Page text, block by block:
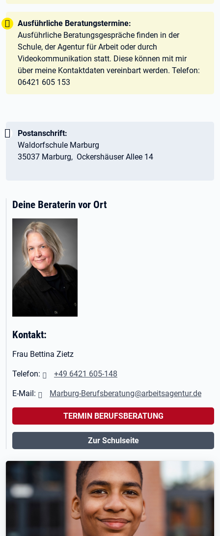
Tipp:
Ausführliche Beratungstermine:
Ausführliche Beratungsgespräche finden in der
Schule, der Agentur für Arbeit oder durch
Videokommunikation statt. Diese können mit mir
über meine Kontaktdaten vereinbart werden. Telefon:
06421 605 153
Wichtig:
Postanschrift:
Waldorfschule Marburg
35037 Marburg, Ockershäuser Allee 14
Deine Beraterin vor Ort
Kontakt:
Frau Bettina Zietz
Telefon: +49 6421 605-148
E-Mail: Marburg-Berufsberatung@arbeitsagentur.de
TERMIN BERUFSBERATUNG
Zur Schulseite